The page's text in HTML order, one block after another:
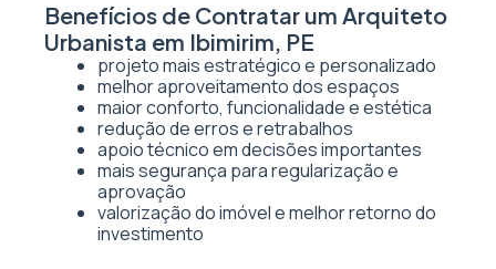
Benefícios de Contratar um Arquiteto
Urbanista em Ibimirim, PE
projeto mais estratégico e personalizado
melhor aproveitamento dos espaços
maior conforto, funcionalidade e estética
redução de erros e retrabalhos
apoio técnico em decisões importantes
mais segurança para regularização e
aprovação
valorização do imóvel e melhor retorno do
investimento